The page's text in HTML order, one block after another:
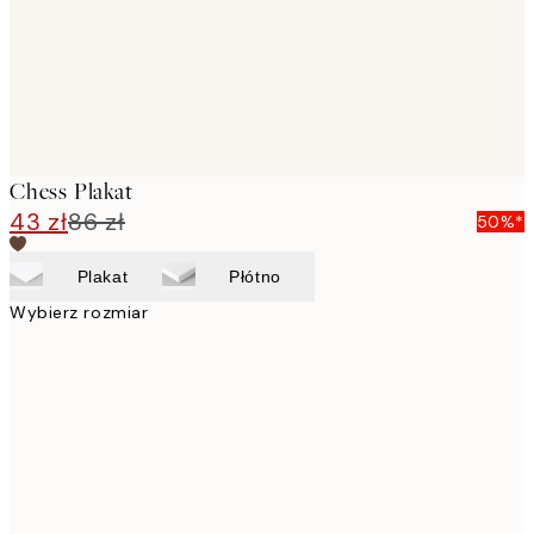
Chess Plakat
43 zł86 zł 50%*
Plakat Płótno
Wybierz rozmiar